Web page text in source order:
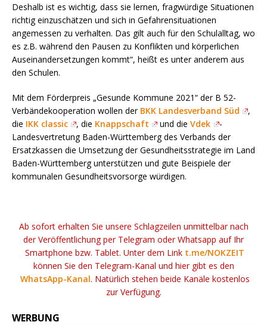
Deshalb ist es wichtig, dass sie lernen, fragwürdige Situationen
richtig einzuschätzen und sich in Gefahrensituationen
angemessen zu verhalten. Das gilt auch für den Schulalltag, wo
es z.B. während den Pausen zu Konflikten und körperlichen
Auseinandersetzungen kommt“, heißt es unter anderem aus
den Schulen.
Mit dem Förderpreis „Gesunde Kommune 2021“ der B 52-
Verbändekooperation wollen der BKK Landesverband Süd
,
die IKK classic , die Knappschaft und dieVdek
-
Landesvertretung Baden-Württemberg des Verbands der
Ersatzkassen die Umsetzung der Gesundheitsstrategie im Land
Baden-Württemberg unterstützen und gute Beispiele der
kommunalen Gesundheitsvorsorge würdigen.
Ab sofort erhalten Sie unsere Schlagzeilen unmittelbar nach
der Veröffentlichung per Telegram oder Whatsapp auf Ihr
Smartphone bzw. Tablet. Unter dem Link t.me/NOKZEIT
können Sie den Telegram-Kanal und hier gibt es den
WhatsApp-Kanal. Natürlich stehen beide Kanäle kostenlos
zur Verfügung.
WERBUNG